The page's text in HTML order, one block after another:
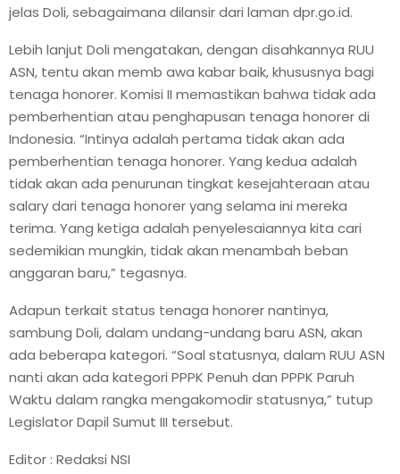
jelas Doli, sebagaimana dilansir dari laman dpr.go.id.
Lebih lanjut Doli mengatakan, dengan disahkannya RUU
ASN, tentu akan memb awa kabar baik, khususnya bagi
tenaga honorer. Komisi II memastikan bahwa tidak ada
pemberhentian atau penghapusan tenaga honorer di
Indonesia. “Intinya adalah pertama tidak akan ada
pemberhentian tenaga honorer. Yang kedua adalah
tidak akan ada penurunan tingkat kesejahteraan atau
salary dari tenaga honorer yang selama ini mereka
terima. Yang ketiga adalah penyelesaiannya kita cari
sedemikian mungkin, tidak akan menambah beban
anggaran baru,” tegasnya.
Adapun terkait status tenaga honorer nantinya,
sambung Doli, dalam undang-undang baru ASN, akan
ada beberapa kategori. “Soal statusnya, dalam RUU ASN
nanti akan ada kategori PPPK Penuh dan PPPK Paruh
Waktu dalam rangka mengakomodir statusnya,” tutup
Legislator Dapil Sumut III tersebut.
Editor : Redaksi NSI